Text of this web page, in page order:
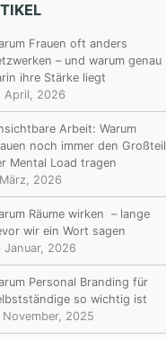
Frauen oft anders
– und warum genau
ihre Stärke liegt
April, 2026
Arbeit: Warum
noch immer den Großteil
Mental Load tragen
2026
Räume wirken – lange
wir ein Wort sagen
Januar, 2026
Personal Branding für
so wichtig ist
November, 2025